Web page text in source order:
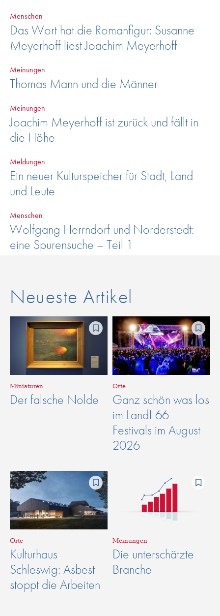
Menschen
Das Wort hat die Romanfigur: Susanne
Meyerhoff liest Joachim Meyerhoff
Meinungen
Thomas Mann und die Männer
Meinungen
Joachim Meyerhoff ist zurück und fällt in
die Höhe
Meldungen
Ein neuer Kulturspeicher für Stadt, Land
und Leute
Menschen
Wolfgang Herrndorf und Norderstedt:
eine Spurensuche – Teil 1
Neueste Artikel
Miniaturen
Der falsche Nolde
Orte
Ganz schön was los
im Land! 66
Festivals im August
2026
Orte
Kulturhaus
Schleswig: Asbest
stoppt die Arbeiten
Meinungen
Die unterschätzte
Branche